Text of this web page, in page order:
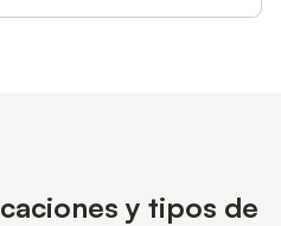
y tipos de